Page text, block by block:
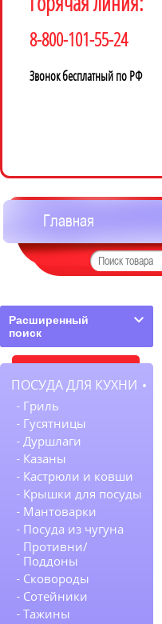
8-800-101-55-24
Звонок бесплатный по РФ
Главная
Расширенный
поиск
ПОСУДА ДЛЯ КУХНИ
Гриль
Гусятницы
Дуршлаги
Казаны
Кастрюли и ковши
Крышки для посуды
Мантоварки
Посуда из чугуна
Противни/
Поддоны
Сковороды
Сотейники
Тажины